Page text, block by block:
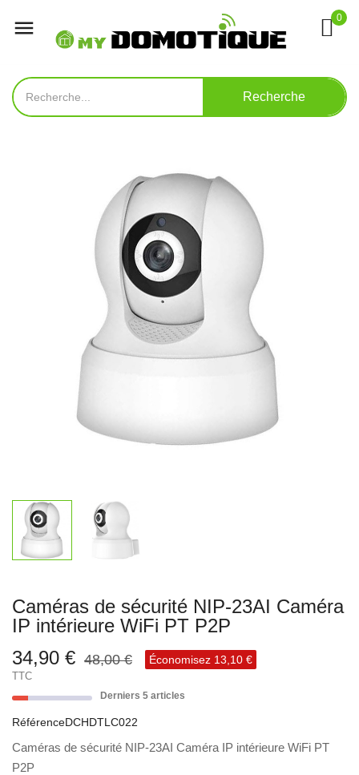
 0
Recherche
Caméras de sécurité NIP-23AI Caméra
IP intérieure WiFi PT P2P
34,90 € 48,00 € Économisez 13,10 €
TTC
Derniers 5 articles
RéférenceDCHDTLC022
Caméras de sécurité NIP-23AI Caméra IP intérieure WiFi PT
P2P